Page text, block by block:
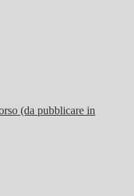
(da pubblicare in